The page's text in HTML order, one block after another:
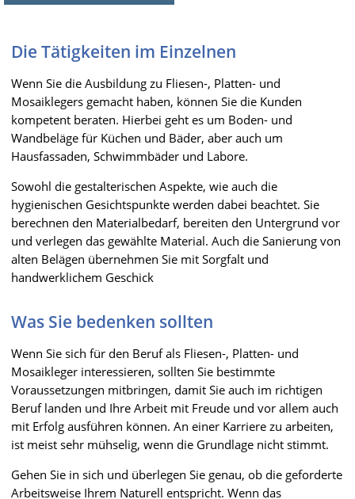
Die Tätigkeiten im Einzelnen
Wenn Sie die Ausbildung zu Fliesen-, Platten- und
Mosaiklegers gemacht haben, können Sie die Kunden
kompetent beraten. Hierbei geht es um Boden- und
Wandbeläge für Küchen und Bäder, aber auch um
Hausfassaden, Schwimmbäder und Labore.
Sowohl die gestalterischen Aspekte, wie auch die
hygienischen Gesichtspunkte werden dabei beachtet. Sie
berechnen den Materialbedarf, bereiten den Untergrund vor
und verlegen das gewählte Material. Auch die Sanierung von
alten Belägen übernehmen Sie mit Sorgfalt und
handwerklichem Geschick
Was Sie bedenken sollten
Wenn Sie sich für den Beruf als Fliesen-, Platten- und
Mosaikleger interessieren, sollten Sie bestimmte
Voraussetzungen mitbringen, damit Sie auch im richtigen
Beruf landen und Ihre Arbeit mit Freude und vor allem auch
mit Erfolg ausführen können. An einer Karriere zu arbeiten,
ist meist sehr mühselig, wenn die Grundlage nicht stimmt.
Gehen Sie in sich und überlegen Sie genau, ob die geforderte
Arbeitsweise Ihrem Naturell entspricht. Wenn das